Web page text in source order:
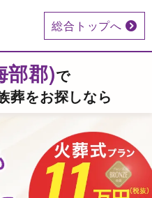
総合トップへ
部郡)で
葬をお探しなら